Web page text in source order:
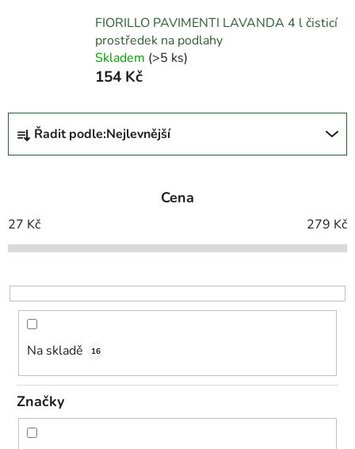
FIORILLO PAVIMENTI LAVANDA 4 l čisticí
prostředek na podlahy
Skladem (>5 ks)
154 Kč
Ř
z
í
p
o
d
ů
Řadit podle:Nejlevnější
Cena
27 Kč 279 Kč
Na skladě 16
Značky